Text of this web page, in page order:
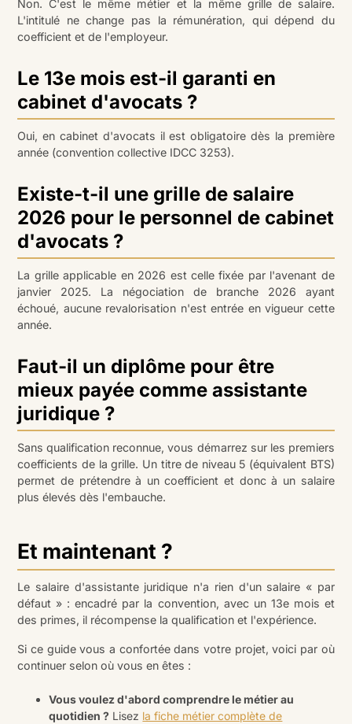
Non. C'est le même métier et la même grille de salaire.
L'intitulé ne change pas la rémunération, qui dépend du
coefficient et de l'employeur.
Le 13e mois est-il garanti en
cabinet d'avocats ?
Oui, en cabinet d'avocats il est obligatoire dès la première
année (convention collective IDCC 3253).
Existe-t-il une grille de salaire
2026 pour le personnel de cabinet
d'avocats ?
La grille applicable en 2026 est celle fixée par l'avenant de
janvier 2025. La négociation de branche 2026 ayant
échoué, aucune revalorisation n'est entrée en vigueur cette
année.
Faut-il un diplôme pour être
mieux payée comme assistante
juridique ?
Sans qualification reconnue, vous démarrez sur les premiers
coefficients de la grille. Un titre de niveau 5 (équivalent BTS)
permet de prétendre à un coefficient et donc à un salaire
plus élevés dès l'embauche.
Et maintenant ?
Le salaire d'assistante juridique n'a rien d'un salaire « par
défaut » : encadré par la convention, avec un 13e mois et
des primes, il récompense la qualification et l'expérience.
Si ce guide vous a confortée dans votre projet, voici par où
continuer selon où vous en êtes :
Vous voulez d'abord comprendre le métier au
quotidien ? Lisez la fiche métier complète de